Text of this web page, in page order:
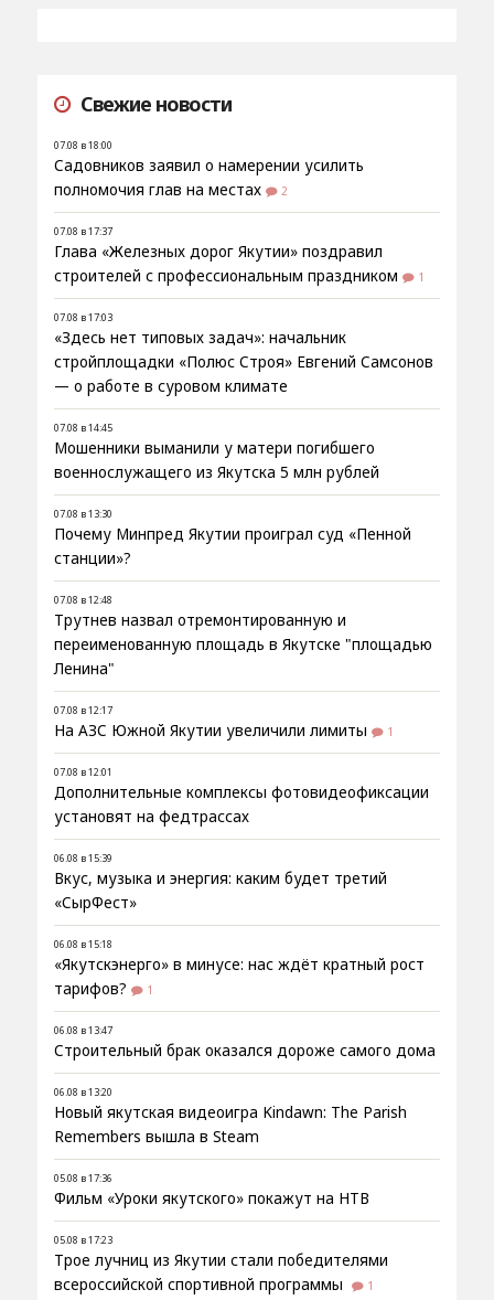
Свежие новости
07.08 в 18:00
Садовников заявил о намерении усилить
полномочия глав на местах
2
07.08 в 17:37
Глава «Железных дорог Якутии» поздравил
строителей с профессиональным праздником
1
07.08 в 17:03
«Здесь нет типовых задач»: начальник
стройплощадки «Полюс Строя» Евгений Самсонов
— о работе в суровом климате
07.08 в 14:45
Мошенники выманили у матери погибшего
военнослужащего из Якутска 5 млн рублей
07.08 в 13:30
Почему Минпред Якутии проиграл суд «Пенной
станции»?
07.08 в 12:48
Трутнев назвал отремонтированную и
переименованную площадь в Якутске "площадью
Ленина"
07.08 в 12:17
На АЗС Южной Якутии увеличили лимиты 1
07.08 в 12:01
Дополнительные комплексы фотовидеофиксации
установят на федтрассах
06.08 в 15:39
Вкус, музыка и энергия: каким будет третий
«СырФест»
06.08 в 15:18
«Якутскэнерго» в минусе: нас ждёт кратный рост
тарифов?
1
06.08 в 13:47
Строительный брак оказался дороже самого дома
06.08 в 13:20
Новый якутская видеоигра Kindawn: The Parish
Remembers вышла в Steam
05.08 в 17:36
Фильм «Уроки якутского» покажут на НТВ
05.08 в 17:23
Трое лучниц из Якутии стали победителями
всероссийской спортивной программы
1